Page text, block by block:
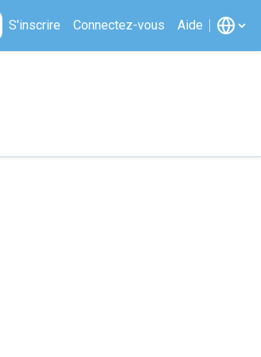
S'inscrire Connectez-vous Aide